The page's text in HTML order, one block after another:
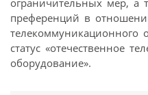
преференций в
телекоммуникационного
статус «отечественное
оборудование».